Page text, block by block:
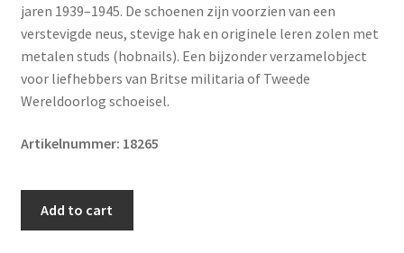
jaren 1939–1945. De schoenen zijn voorzien van een
verstevigde neus, stevige hak en originele leren zolen met
metalen studs (hobnails). Een bijzonder verzamelobject
voor liefhebbers van Britse militaria of Tweede
Wereldoorlog schoeisel.
Artikelnummer: 18265
Add to cart